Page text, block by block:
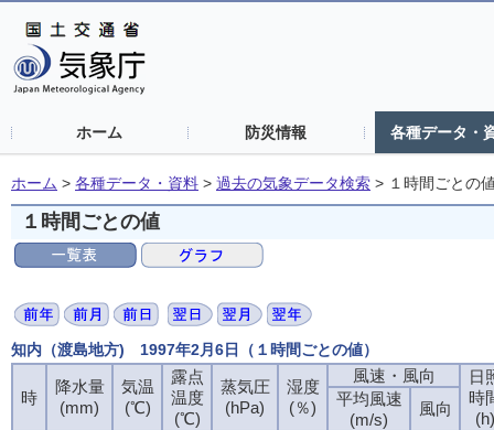
ホーム 防災情報 各種データ・
ホーム > 各種データ・資料 > 過去の気象データ検索 > １時間ごとの
１時間ごとの値
知内（渡島地方) 1997年2月6日（１時間ごとの値）
時
降水量
(mm)
気温
(℃)
露点
温度
(℃)
蒸気圧
(hPa)
湿度
(％)
風速・風向
日
時
(h)
平均風速
(m/s)
風向
時
降水量
(mm)
気温
(℃)
露点
温度
(℃)
蒸気圧
(hPa)
湿度
(％)
風速・風向
日
時
(h)
平均風速
(m/s)
風向
時
降水量
(mm)
気温
(℃)
露点
温度
(℃)
蒸気圧
(hPa)
湿度
(％)
風速・風向
日
時
(h)
平均風速
(m/s)
風向
時
降水量
(mm)
気温
(℃)
露点
温度
(℃)
蒸気圧
(hPa)
湿度
(％)
風速・風向
日
時
(h)
平均風速
(m/s)
風向